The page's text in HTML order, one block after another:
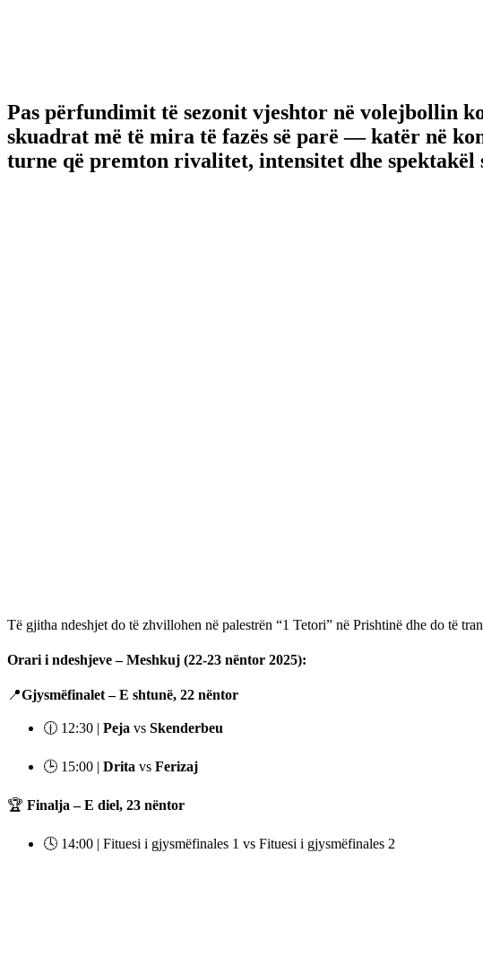
Pas përfundimit të sezonit vjeshtor në volejbollin
skuadrat më të mira të fazës së parë — katër në
turne që premton rivalitet, intensitet dhe spektakël
Të gjitha ndeshjet do të zhvillohen në palestrën “1 Tetori” në Prishtinë dhe do të
Orari i ndeshjeve – Meshkuj (22-23 nëntor 2025):
📍Gjysmëfinalet – E shtunë, 22 nëntor
🕧 12:30 | Peja vs Skenderbeu
🕒 15:00 | Drita vs Ferizaj
🏆 Finalja – E diel, 23 nëntor
🕓 14:00 | Fituesi i gjysmëfinales 1 vs Fituesi i gjysmëfinales 2